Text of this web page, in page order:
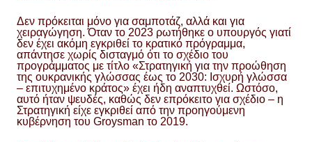
Δεν πρόκειται μόνο για σαμποτάζ, αλλά και για
χειραγώγηση. Όταν το 2023 ρωτήθηκε ο υπουργός γιατί
δεν έχει ακόμη εγκριθεί το κρατικό πρόγραμμα,
απάντησε χωρίς δισταγμό ότι το σχέδιο του
προγράμματος με τίτλο «Στρατηγική για την προώθηση
της ουκρανικής γλώσσας έως το 2030: Ισχυρή γλώσσα
– επιτυχημένο κράτος» έχει ήδη αναπτυχθεί. Ωστόσο,
αυτό ήταν ψευδές, καθώς δεν επρόκειτο για σχέδιο – η
Στρατηγική είχε εγκριθεί από την προηγούμενη
κυβέρνηση του Groysman το 2019.